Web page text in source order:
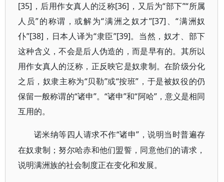
[35]，后用作女真人的泛称[36]，又后为“部下”“所属
人员”的称谓，或解为“满洲之奴才”[37]、“满洲奴
仆”[38]，日本人译为“隶臣”[39]。当然，奴才、部下
这种含义，不会是后人伪造的，而是早有的。其所以
用作女真人的泛称，正反映它是奴隶制。在阶级分化
之后，奴隶主称为“贝勒”或“按班”，于是被奴役的仍
保留一般称谓的“诸申”。“诸申”和“阿哈”，意义是相同
互用的。
诺米纳等四人请求不作“诸申”，说明当时普遍存
在奴隶制；努尔哈赤和他们盟誓，同意他们的请求，
说明满洲族的社会制度正在变化和发展。